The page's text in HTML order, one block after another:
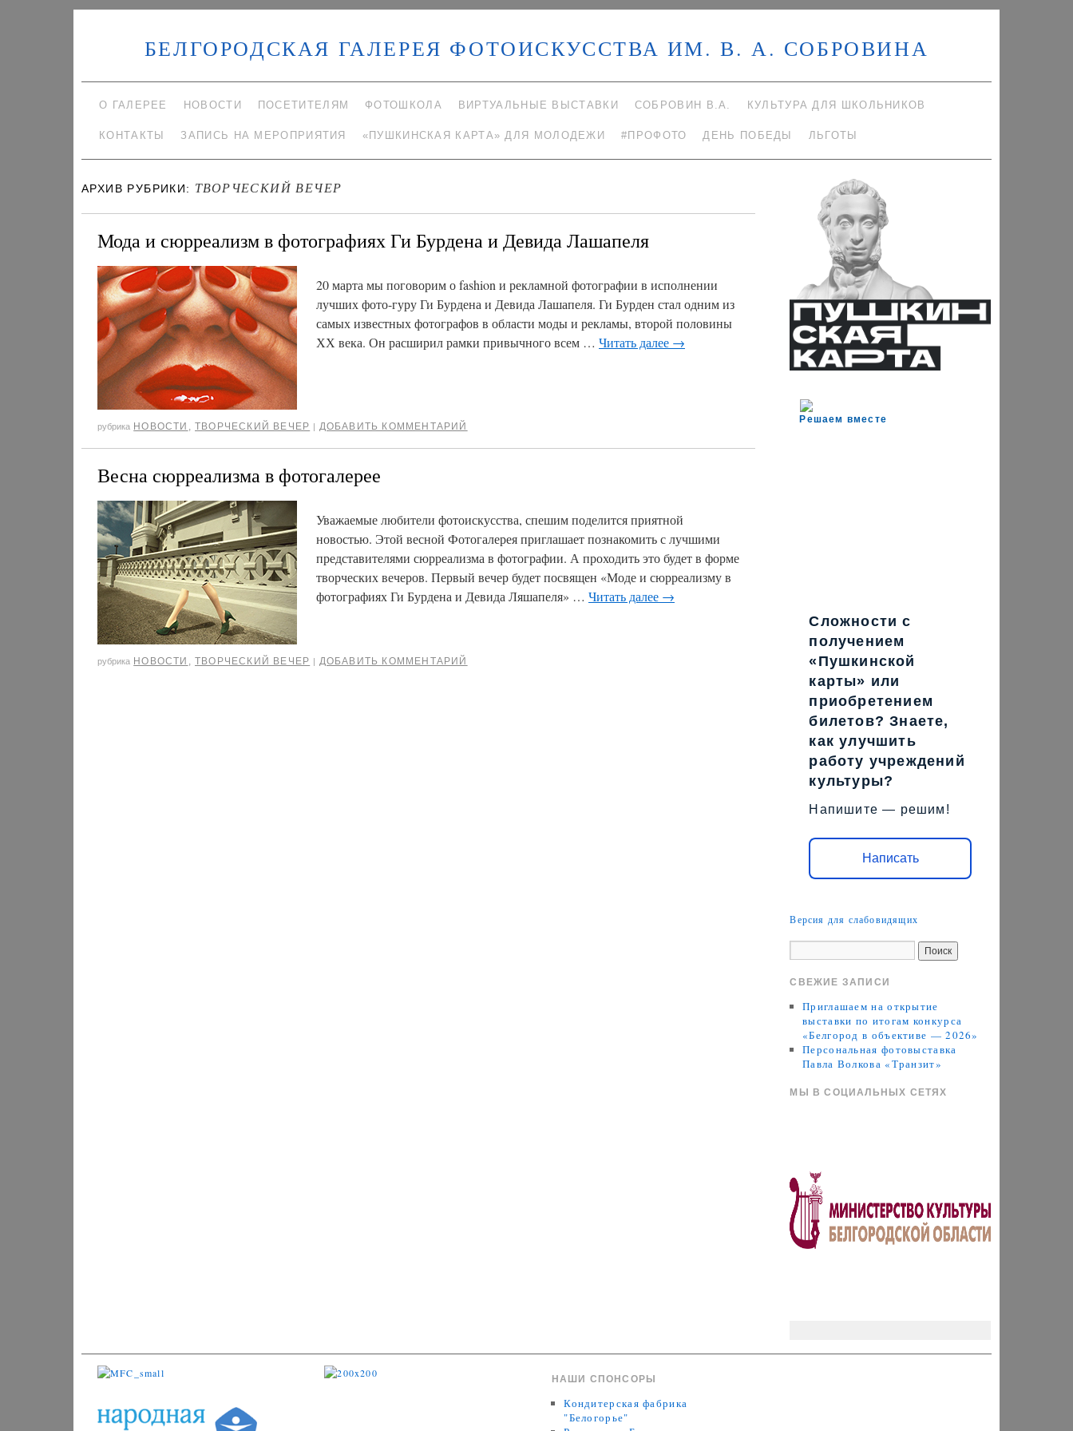
БЕЛГОРОДСКАЯ ГАЛЕРЕЯ ФОТОИСКУССТВА ИМ. В. А. СОБРОВИНА
О ГАЛЕРЕЕ НОВОСТИ ПОСЕТИТЕЛЯМ ФОТОШКОЛА ВИРТУАЛЬНЫЕ ВЫСТАВКИ СОБРОВИН В.А. КУЛЬТУРА ДЛЯ ШКОЛЬНИКОВ
КОНТАКТЫ ЗАПИСЬ НА МЕРОПРИЯТИЯ «ПУШКИНСКАЯ КАРТА» ДЛЯ МОЛОДЕЖИ #ПРОФОТО ДЕНЬ ПОБЕДЫ ЛЬГОТЫ
АРХИВ РУБРИКИ: ТВОРЧЕСКИЙ ВЕЧЕР
Мода и сюрреализм в фотографиях Ги Бурдена и Девида Лашапеля
20 марта мы поговорим о fashion и рекламной фотографии в исполнении
лучших фото-гуру Ги Бурдена и Девида Лашапеля. Ги Бурден стал одним из
самых известных фотографов в области моды и рекламы, второй половины
ХХ века. Он расширил рамки привычного всем … Читать далее →
рубрика НОВОСТИ ,ТВОРЧЕСКИЙ ВЕЧЕР | ДОБАВИТЬ КОММЕНТАРИЙ
Весна сюрреализма в фотогалерее
Уважаемые любители фотоискусства, спешим поделится приятной
новостью. Этой весной Фотогалерея приглашает познакомить с лучшими
представителями сюрреализма в фотографии. А проходить это будет в форме
творческих вечеров. Первый вечер будет посвящен «Моде и сюрреализму в
фотографиях Ги Бурдена и Девида Ляшапеля» … Читать далее →
рубрика НОВОСТИ ,ТВОРЧЕСКИЙ ВЕЧЕР | ДОБАВИТЬ КОММЕНТАРИЙ
Решаем вместе
Сложности с
получением
«Пушкинской
карты» или
приобретением
билетов? Знаете,
как улучшить
работу учреждений
культуры?
Напишите — решим!
Написать
Версия для слабовидящих
СВЕЖИЕ ЗАПИСИ
Приглашаем на открытие
выставки по итогам конкурса
«Белгород в объективе — 2026»
Персональная фотовыставка
Павла Волкова «Транзит»
МЫ В СОЦИАЛЬНЫХ СЕТЯХ
НАШИ СПОНСОРЫ
Кондитерская фабрика
"Белогорье"